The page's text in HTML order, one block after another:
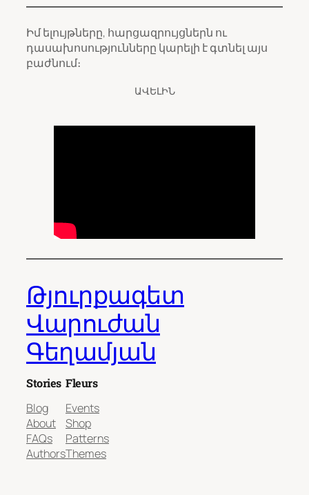
Իմ ելույթները, հարցազրույցներն ու
դասախոսությունները կարելի է գտնել այս
բաժնում։
ԱՎԵԼԻՆ
Թյուրքագետ
Վարուժան
Գեղամյան
Stories
Blog
About
FAQs
Authors
Fleurs
Events
Shop
Patterns
Themes